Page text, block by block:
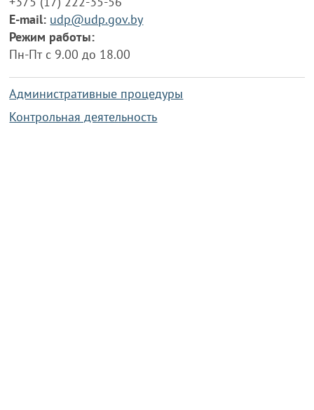
E-mail: udp@udp.gov.by
Режим работы:
Пн-Пт с 9.00 до 18.00
Административные процедуры
Контрольная деятельность